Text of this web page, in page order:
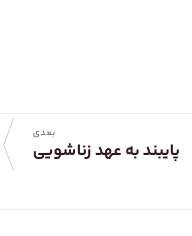
بعدی
پایبند به عهد زناشویی